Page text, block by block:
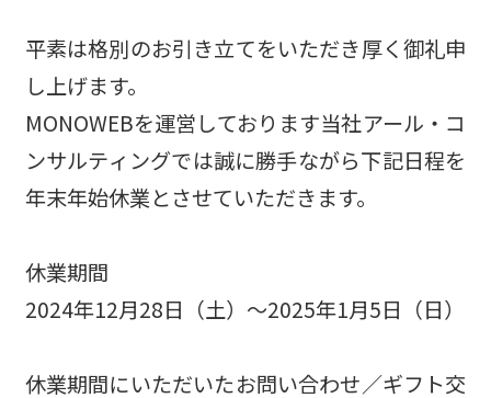
平素は格別のお引き立てをいただき厚く御礼申
し上げます。
MONOWEBを運営しております当社アール・コ
ンサルティングでは誠に勝手ながら下記日程を
年末年始休業とさせていただきます。
休業期間
2024年12月28日（土）〜2025年1月5日（日）
休業期間にいただいたお問い合わせ／ギフト交